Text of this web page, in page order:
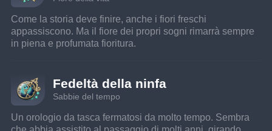
Come la storia deve finire, anche i fiori freschi
appassiscono. Ma il fiore dei propri sogni rimarrà sempre
in piena e profumata fioritura.
Fedeltà della ninfa
Sabbie del tempo
Un orologio da tasca fermatosi da molto tempo. Sembra